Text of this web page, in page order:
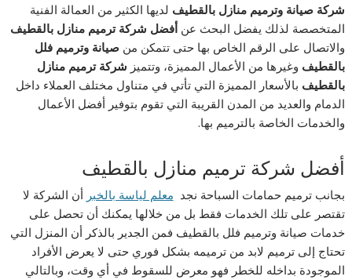
شركة صيانة وترميم منازل بالقطيف لديها الكثير من العمالة الفنية
المتخصصة لذلك يفضل البحث عنأفضل شركة ترميم منازل بالقطيف
والاتصال على الرقم الخاص بها حتى تتمكن منصيانة وترميم فلل
بالقطيف وغيرها من الأعمال المميزة، وتتميز شركة ترميم منازل
بالقطيف بالأسعار المميزة التي تأتي في متناول مختلف العملاء داخل
الدمام والعديد من المدن القريبة التي تقوم بتوفير أفضل الأعمال
والخدمات الخاصة بالترميم بها.
أفضل شركة ترميم منازل بالقطيف
بجانب ترميم حمامات السباحة نجد معلم لياسة بالخبر أن الشركة لا
تقتصر على تلك الخدمات فقط بل من خلالها يمكنك أن تحصل على
خدمات صيانة وترميم فلل بالقطيف فمن الجدير بالذكر أن المنزل التي
تحتاج إلى ترميم لابد من ترميمه بشكل فوري حتى لا يعرض الأفراد
الموجودة بداخله للخطر فهو معرض للسقوط في أي وقت، وبالتالي